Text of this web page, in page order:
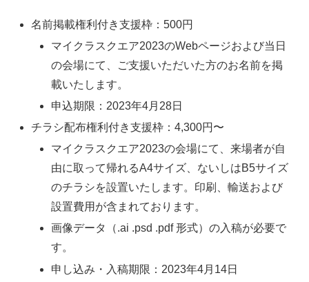
名前掲載権利付き支援枠：500円
マイクラスクエア2023のWebページおよび当日
の会場にて、ご支援いただいた方のお名前を掲
載いたします。
申込期限：2023年4月28日
チラシ配布権利付き支援枠：4,300円〜
マイクラスクエア2023の会場にて、来場者が自
由に取って帰れるA4サイズ、ないしはB5サイズ
のチラシを設置いたします。印刷、輸送および
設置費用が含まれております。
画像データ（.ai .psd .pdf 形式）の入稿が必要で
す。
申し込み・入稿期限：2023年4月14日